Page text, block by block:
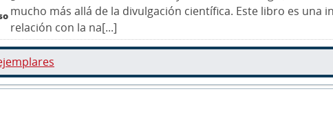
mucho más allá de la divulgación científica. Este libro es
relación con la na[...]